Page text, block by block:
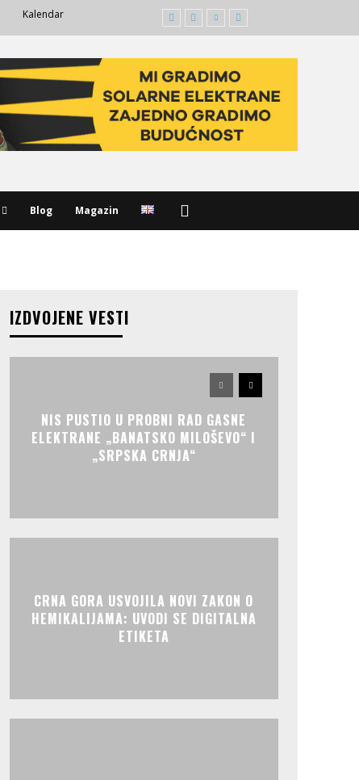
Kalendar
Blog Magazin
IZDVOJENE VESTI
NIS PUSTIO U PROBNI RAD GASNE
ELEKTRANE „BANATSKO MILOŠEVO“ I
„SRPSKA CRNJA“
CRNA GORA USVOJILA NOVI ZAKON O
HEMIKALIJAMA: UVODI SE DIGITALNA
ETIKETA